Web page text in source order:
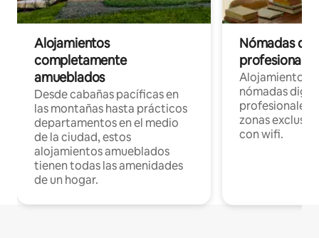
Alojamientos
completamente
amueblados
Desde cabañas pacíficas en
las montañas hasta prácticos
departamentos en el medio
de la ciudad, estos
alojamientos amueblados
tienen todas las amenidades
de un hogar.
Nómadas
Alojamientos
nómadas
profesionales
zonas
con wifi.